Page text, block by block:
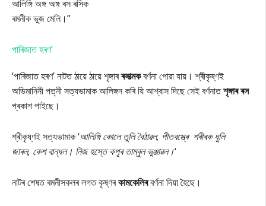
আলিঙ্গি অঙ্গ অঙ্গ ৰস ৰসিক
ৰমনীক ভুজ মেলি।”
পাৰিজাত হৰণ’
‘পাৰিজাত হৰণ’ নাটত ঠায়ে ঠায়ে শৃঙ্গাৰৰসাত্মকবৰ্ণনা পোৱা যায়। শ্ৰীকৃষ্ণই
অভিমানিনী পত্নী সত্যভামাক আলিঙ্গন কৰি যি আশ্বাস দিছে সেই বৰ্ণনাতশৃঙ্গাৰ ৰস
প্ৰকাশ পাইছে।
শ্ৰীকৃষ্ণই সত্যভামাক ‘আলিঙ্গি কোলে তুলি বৈঠাৱল, পীতবস্ত্ৰে শৰীৰক ধুলি
জাৰল, কেশ বান্ধল। নিজ হস্তে কপূৰ তাম্বুল ভুঞ্জাৱল।‘
নাটৰ শেষত ৰমনীসকলৰ লগত কৃষ্ণৰকামকেলিৰবৰ্ণনা দিয়া হৈছে।